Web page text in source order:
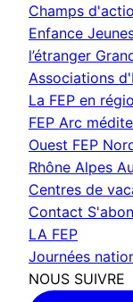
Champs
Enfance
l’étranger
Associations
La FEP en
FEP Arc
Ouest FEP
Rhône Alpes
Centres de
Contact
LA FEP
Journées
NOUS SUIVRE